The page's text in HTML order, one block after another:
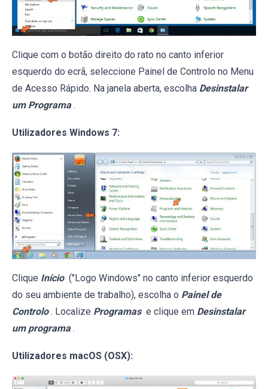
Clique com o botão direito do rato no canto inferior
esquerdo do ecrã, seleccione Painel de Controlo no Menu
de Acesso Rápido. Na janela aberta, escolha Desinstalar
um Programa .
Utilizadores Windows 7:
Clique Início ("Logo Windows" no canto inferior esquerdo
do seu ambiente de trabalho), escolha o Painel de
Controlo . Localize Programas e clique em Desinstalar
um programa .
Utilizadores macOS (OSX):